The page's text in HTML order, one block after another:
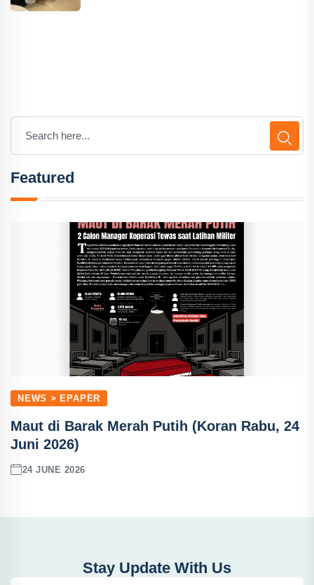
Featured
NEWS > EPAPER
Maut di Barak Merah Putih (Koran Rabu, 24
Juni 2026)
24 JUNE 2026
Stay Update With Us